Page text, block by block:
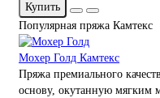
Купить
Популярная пряжа Камтекс
Мохер Голд Камтекс
Пряжа премиального
основу, окутанную мягким